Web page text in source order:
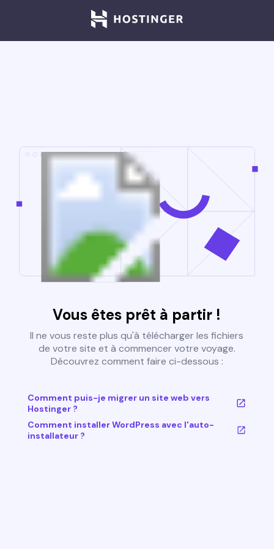
Vous êtes prêt à partir !
Il ne vous reste plus qu'à télécharger les fichiers
de votre site et à commencer votre voyage.
Découvrez comment faire ci-dessous :
Comment puis-je migrer un site web vers
Hostinger ?
Comment installer WordPress avec l'auto-
installateur ?